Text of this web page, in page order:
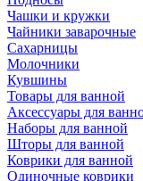
Чашки и кружки
Чайники заварочные
Сахарницы
Молочники
Кувшины
Товары для ванной
Аксессуары для
Наборы для ванной
Шторы для ванной
Коврики для ванной
Одиночные коврики